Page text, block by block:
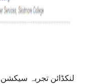
لنکڈائن تجربہ